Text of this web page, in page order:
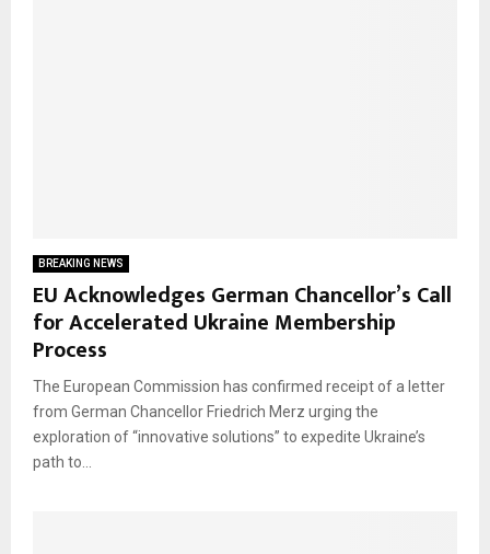
BREAKING NEWS
EU Acknowledges German Chancellor’s Call
for Accelerated Ukraine Membership
Process
The European Commission has confirmed receipt of a letter
from German Chancellor Friedrich Merz urging the
exploration of “innovative solutions” to expedite Ukraine’s
path to...